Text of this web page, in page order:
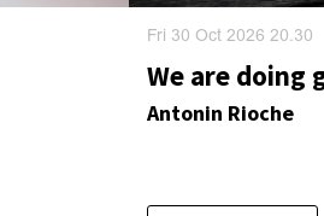
We are doing
Antonin Rioche
Fri 30 Oct 2026 20.30